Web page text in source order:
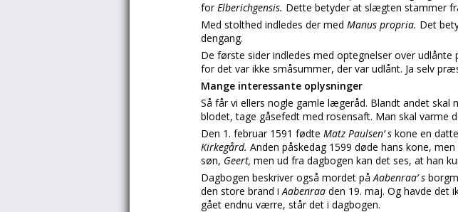
forElberichgensis. Dette betyder at slægten stammer
Med stolthed indledes der med Manus propria. Det
dengang.
De første sider indledes med optegnelser over
for det var ikke småsummer, der var udlånt. Ja selv
Mange interessante oplysninger
Så får vi ellers nogle gamle lægeråd. Blandt andet skal
blodet, tage gåsefedt med rosensaft. Man skal varme
Den 1. februar 1591 fødte Matz Paulsen’ s kone en
Kirkegård. Anden påskedag 1599 døde hans kone,
søn, Geert, men ud fra dagbogen kan det ses, at han
Dagbogen beskriver også mordet påAabenraa’ s
den store brand iAabenraa den 19. maj. Og havde det
gået endnu værre, står det i dagbogen.